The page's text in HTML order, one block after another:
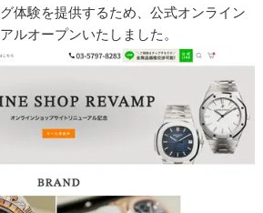
体験を提供するため、公式オンライン
ルオープンいたしました。